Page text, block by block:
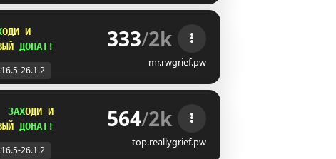
ОДИ И
ДОНАТ! 333/2k
mr.rwgrief.pw
26.1.2
ЗАХОДИ И
ДОНАТ! 564/2k
top.reallygrief.pw
26.1.2